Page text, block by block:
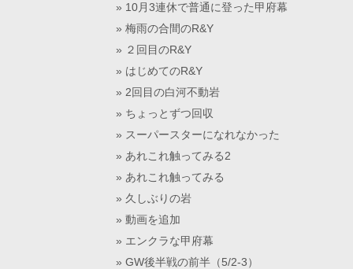
10月3連休で普通に登った甲府幕
梅雨の合間のR&Y
２回目のR&Y
はじめてのR&Y
2回目の白河不動岩
ちょっとずつ回収
スーパースターになれなかった
あれこれ触ってみる2
あれこれ触ってみる
久しぶりの岩
動画を追加
エンクラな甲府幕
GW後半戦の前半（5/2-3）